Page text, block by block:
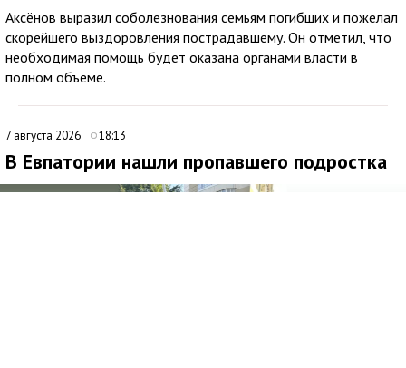
Аксёнов выразил соболезнования семьям погибших и пожелал
скорейшего выздоровления пострадавшему. Он отметил, что
необходимая помощь будет оказана органами власти в
полном объеме.
7 августа 2026 18:13
В Евпатории нашли пропавшего подростка